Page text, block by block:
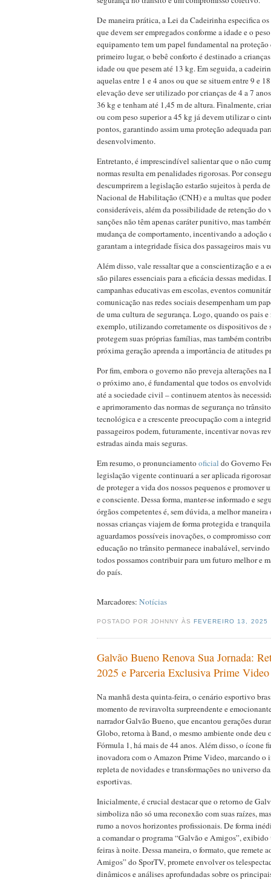
De maneira prática, a Lei da Cadeirinha especifica
que devem ser empregados conforme a idade e o
equipamento tem um papel fundamental na proteção
primeiro lugar, o bebê conforto é destinado a
idade ou que pesem até 13 kg. Em seguida, a
aquelas entre 1 e 4 anos ou que se situem entre 9 e
elevação deve ser utilizado por crianças de 4 a 7
36 kg e tenham até 1,45 m de altura. Finalmente,
ou com peso superior a 45 kg já devem utilizar o
pontos, garantindo assim uma proteção adequada
desenvolvimento.
Entretanto, é imprescindível salientar que o não
normas resulta em penalidades rigorosas. Por
descumprirem a legislação estarão sujeitos à perda
Nacional de Habilitação (CNH) e a multas que
consideráveis, além da possibilidade de retenção do
sanções não têm apenas caráter punitivo, mas
mudança de comportamento, incentivando a adoção
garantam a integridade física dos passageiros mais
Além disso, vale ressaltar que a conscientização e a
são pilares essenciais para a eficácia dessas medidas.
campanhas educativas em escolas, eventos
comunicação nas redes sociais desempenham um
de uma cultura de segurança. Logo, quando os pais
exemplo, utilizando corretamente os dispositivos de
protegem suas próprias famílias, mas também
próxima geração aprenda a importância de atitudes
Por fim, embora o governo não preveja alterações
o próximo ano, é fundamental que todos os
até a sociedade civil – continuem atentos às
e aprimoramento das normas de segurança no
tecnológica e a crescente preocupação com a
passageiros podem, futuramente, incentivar novas
estradas ainda mais seguras.
Em resumo, o pronunciamentooficial do Governo
legislação vigente continuará a ser aplicada
de proteger a vida dos nossos pequenos e promover
e consciente. Dessa forma, manter-se informado e
órgãos competentes é, sem dúvida, a melhor maneira
nossas crianças viajem de forma protegida e
aguardamos possíveis inovações, o compromisso
educação no trânsito permanece inabalável,
todos possamos contribuir para um futuro melhor e
do país.
Marcadores: Notícias
POSTADO POR JOHNNY ÀSFEVEREIRO 13, 2025
Galvão Bueno Renova Sua Jornada:
2025 e Parceria Exclusiva Prime Video
Na manhã desta quinta-feira, o cenário esportivo
momento de reviravolta surpreendente e
narrador Galvão Bueno, que encantou gerações
Globo, retorna à Band, o mesmo ambiente onde deu
Fórmula 1, há mais de 44 anos. Além disso, o ícone
inovadora com o Amazon Prime Video, marcando o
repleta de novidades e transformações no universo
esportivas.
Inicialmente, é crucial destacar que o retorno de
simboliza não só uma reconexão com suas raízes,
rumo a novos horizontes profissionais. De forma
a comandar o programa “Galvão e Amigos”, exibido
feiras à noite. Dessa maneira, o formato, que remete
Amigos” do SporTV, promete envolver os
dinâmicos e análises aprofundadas sobre os